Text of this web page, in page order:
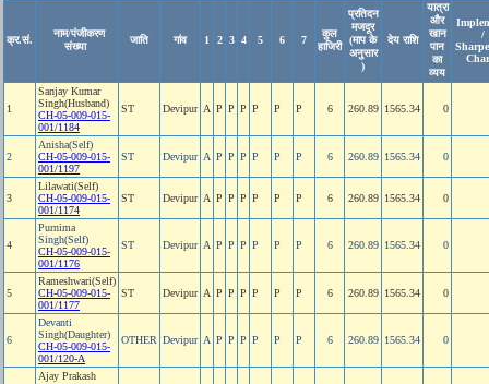
क्र.सं.
नाम/पंजीकरण
संख्या
जाति गांव 1 2 3 4 5 6 7
कुल
हाजिरी
प्रतिदन
मजदूर
(माप के
अनुसार
)
देय राशि
यात्रा
और
खान
पान
का
व्यय
/
1
Sanjay Kumar
Singh(Husband)
CH-05-009-015-
001/1184
ST Devipur A P P P P P P 6 260.89 1565.34 0
2
Anisha(Self)
CH-05-009-015-
001/1197
ST Devipur A P P P P P P 6 260.89 1565.34 0
3
Lilawati(Self)
CH-05-009-015-
001/1174
ST Devipur A P P P P P P 6 260.89 1565.34 0
4
Purnima
Singh(Self)
CH-05-009-015-
001/1176
ST Devipur A P P P P P P 6 260.89 1565.34 0
5
Rameshwari(Self)
CH-05-009-015-
001/1177
ST Devipur A P P P P P P 6 260.89 1565.34 0
6
Devanti
Singh(Daughter)
CH-05-009-015-
001/120-A
OTHER Devipur A P P P P P P 6 260.89 1565.34 0
Ajay Prakash